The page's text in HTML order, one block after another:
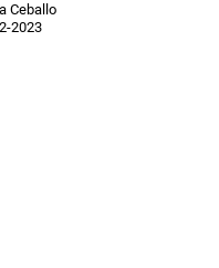
Ceballo
2023